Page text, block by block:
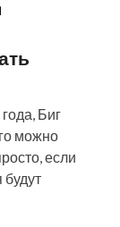
Биг
можно
если